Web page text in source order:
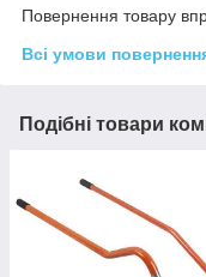
Повернення товару
Всі умови
Подібні товари